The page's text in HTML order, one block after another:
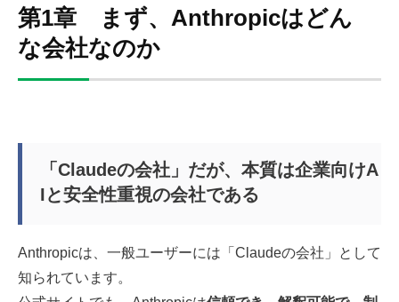
第1章 まず、Anthropicはどん
な会社なのか
「Claudeの会社」だが、本質は企業向けA
Iと安全性重視の会社である
Anthropicは、一般ユーザーには「Claudeの会社」として
知られています。